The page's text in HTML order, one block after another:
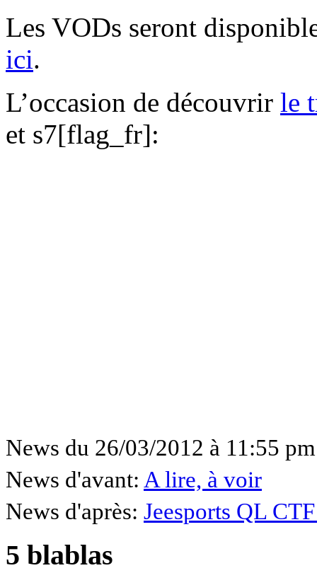
Les VODs seront
ici.
L’occasion de découvrir le
et s7[flag_fr]:
News du 26/03/2012 à 11:55
News d'avant: A lire, à voir
News d'après: Jeesports QL
5 blablas